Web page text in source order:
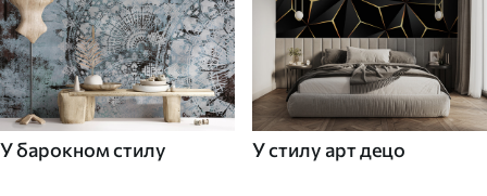
У барокном стилу У стилу арт децо